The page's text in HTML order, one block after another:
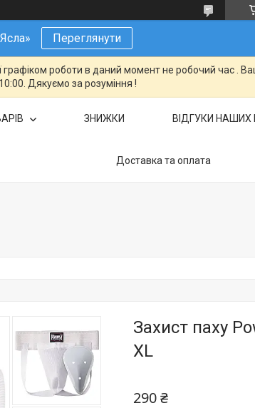
Переглянути
роботи в даний момент не робочий час .
Дякуємо за розуміння !
ЗНИЖКИ ВІДГУКИ НАШИХ
Доставка та оплата
Захист паху
XL
290 ₴